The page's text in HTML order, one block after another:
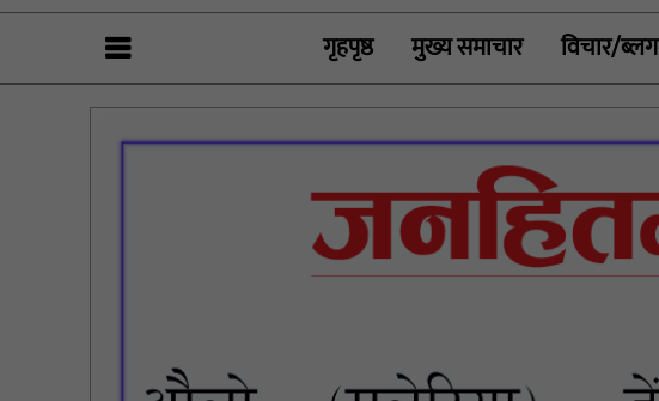
गृहपृष्ठ मुख्य समाचार विचार/ब्लग